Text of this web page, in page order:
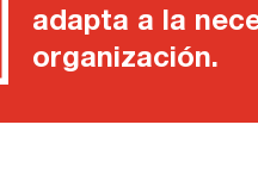
adapta a la
organización.